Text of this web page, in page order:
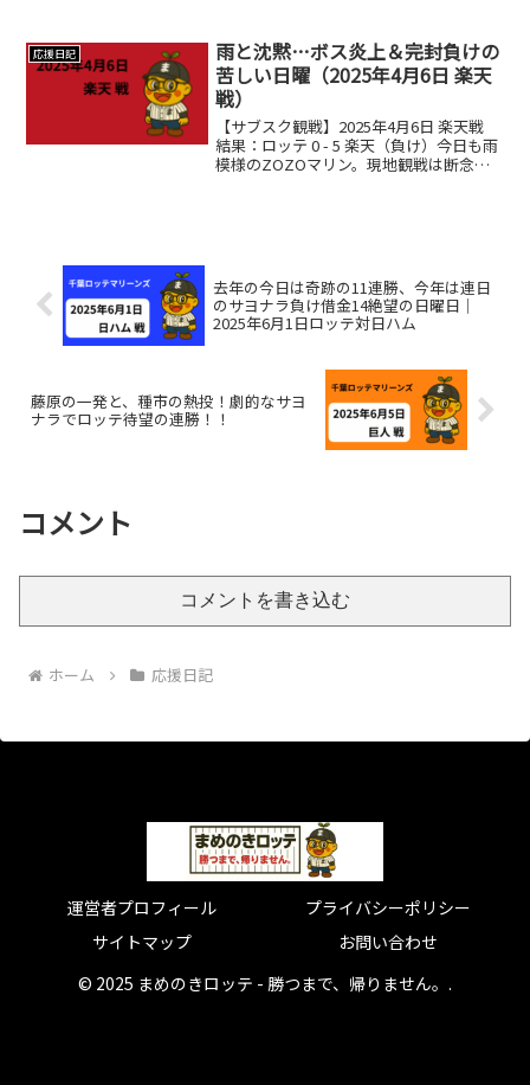
の負けパターンの再現...
応援日記
雨と沈黙…ボス炎上＆完封負けの
苦しい日曜（2025年4月6日 楽天
戦）
【サブスク観戦】2025年4月6日 楽天戦
結果：ロッテ 0 - 5 楽天（負け）今日も雨
模様のZOZOマリン。現地観戦は断念
去年の今日は奇跡の11連勝、今年は連日
のサヨナラ負け借金14絶望の日曜日｜
2025年6月1日ロッテ対日ハム
藤原の一発と、種市の熱投！劇的なサヨ
ナラでロッテ待望の連勝！！
コメント
コメントを書き込む
ホーム 応援日記
運営者プロフィール
プライバシーポリシー
サイトマップ
お問い合わせ
© 2025 まめのきロッテ - 勝つまで、帰りません。.